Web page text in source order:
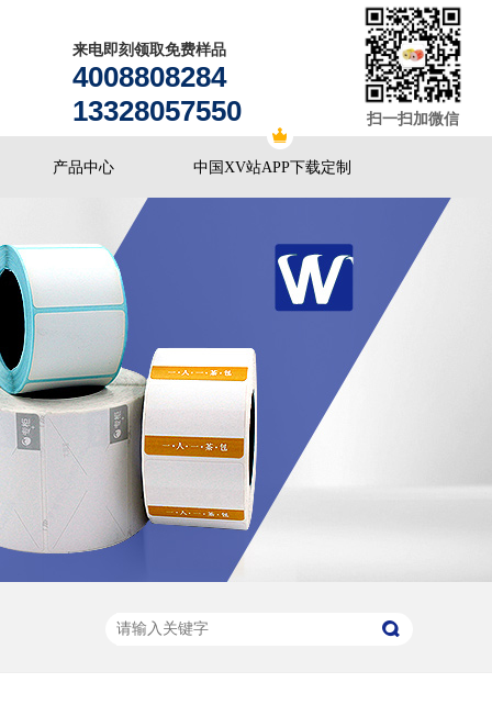
扫一扫加微信
来电即刻领取免费样品
4008808284
13328057550
产品中心 中国XV站APP下载定制